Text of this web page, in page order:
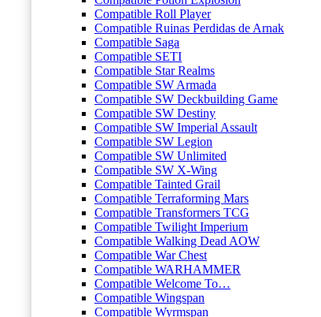
Compatible Roll Player
Compatible Ruinas Perdidas de Arnak
Compatible Saga
Compatible SETI
Compatible Star Realms
Compatible SW Armada
Compatible SW Deckbuilding Game
Compatible SW Destiny
Compatible SW Imperial Assault
Compatible SW Legion
Compatible SW Unlimited
Compatible SW X-Wing
Compatible Tainted Grail
Compatible Terraforming Mars
Compatible Transformers TCG
Compatible Twilight Imperium
Compatible Walking Dead AOW
Compatible War Chest
Compatible WARHAMMER
Compatible Welcome To…
Compatible Wingspan
Compatible Wyrmspan